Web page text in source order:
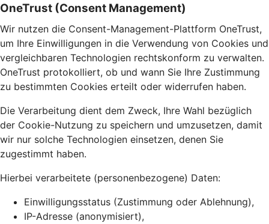
OneTrust (Consent Management)
Wir nutzen die Consent-Management-Plattform OneTrust,
um Ihre Einwilligungen in die Verwendung von Cookies und
vergleichbaren Technologien rechtskonform zu verwalten.
OneTrust protokolliert, ob und wann Sie Ihre Zustimmung
zu bestimmten Cookies erteilt oder widerrufen haben.
Die Verarbeitung dient dem Zweck, Ihre Wahl bezüglich
der Cookie-Nutzung zu speichern und umzusetzen, damit
wir nur solche Technologien einsetzen, denen Sie
zugestimmt haben.
Hierbei verarbeitete (personenbezogene) Daten:
Einwilligungsstatus (Zustimmung oder Ablehnung),
IP-Adresse (anonymisiert),